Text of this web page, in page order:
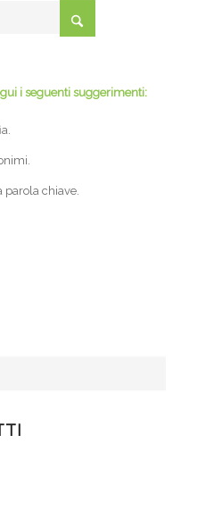
i seguenti suggerimenti:
parola chiave.